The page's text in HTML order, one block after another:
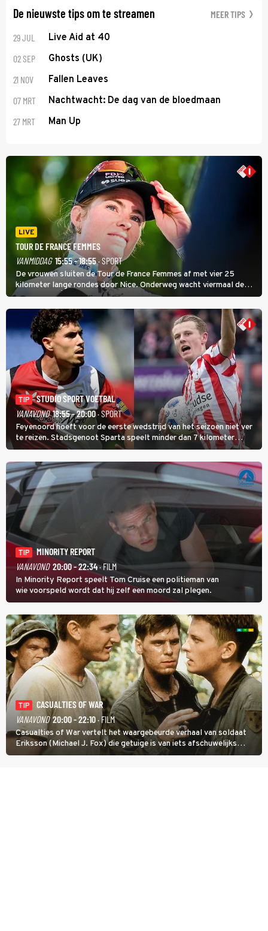
De nieuwste tips om te streamen MEER TIPS
29 JUL Live Aid at 40
02 SEP Ghosts (UK)
21 NOV Fallen Leaves
07 MRT Nachtwacht: De dag van de bloedmaan
27 MRT Man Up
LIVE
TOUR DE FRANCE FEMMES
VANMIDDAG 15:55 - 18:55· SPORT
De vrouwen sluiten de Tour de France Femmes af met vier 25
kilometer lange rondes door Nice. Onderweg wacht viermaal de
zware Col d'Èze. Aan de finish op de Promenade des Anglais krijgt
de eindwinnaar de laatste gele trui.
TIP
STUDIO SPORT VOETBAL
VANAVOND 18:55 - 20:00· SPORT
Feyenoord hoeft voor de eerste wedstrijd van het seizoen niet ver
te reizen. Stadsgenoot Sparta speelt minder dan 7 kilometer
verderop. Feyenoord trok de Spaanse spits Nacho Ferri aan van
KVC Westerlo uit België.
TIP
MINORITY REPORT
VANAVOND 20:00 - 22:34· FILM
In Minority Report speelt Tom Cruise een politieman van
wie voorspeld wordt dat hij zelf een moord zal plegen.
TIP
CASUALTIES OF WAR
VANAVOND 20:00 - 22:10· FILM
Casualties of War vertelt het waargebeurde verhaal van soldaat
Eriksson (Michael J. Fox) die getuige is van iets afschuwelijks
tijdens de Vietnamoorlog. Hij besluit uit de school te klappen.